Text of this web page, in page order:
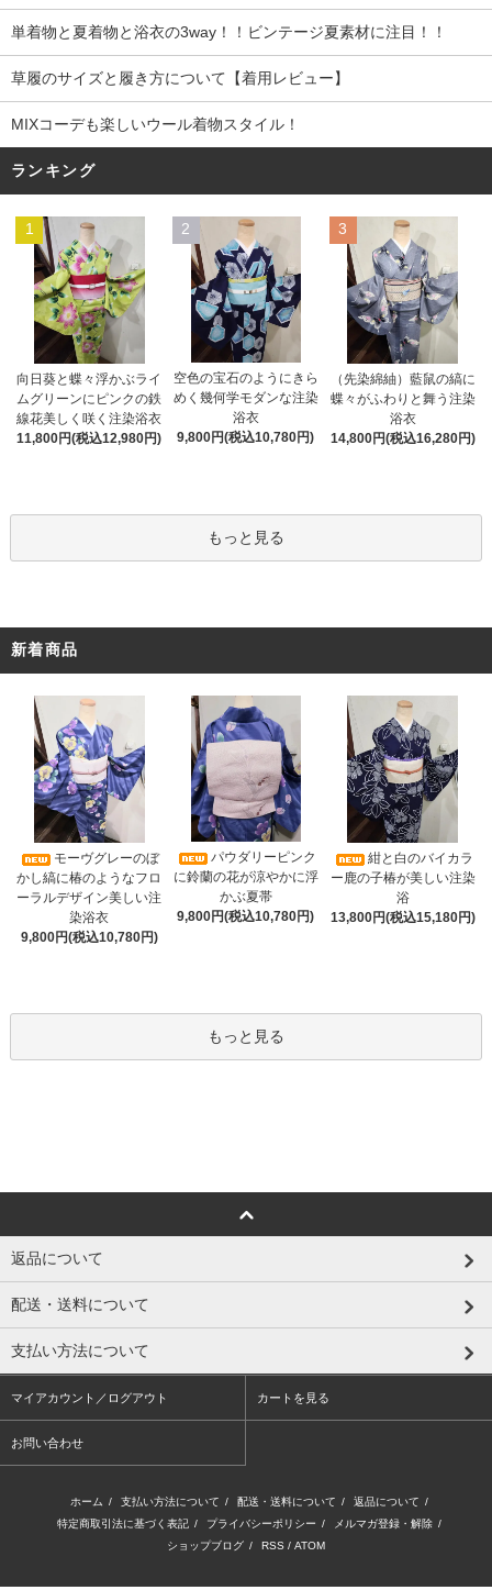
単着物と夏着物と浴衣の3way！！ビンテージ夏素材に注目！！
草履のサイズと履き方について【着用レビュー】
MIXコーデも楽しいウール着物スタイル！
ランキング
1
向日葵と蝶々浮かぶライ
ムグリーンにピンクの鉄
線花美しく咲く注染浴衣
11,800円(税込12,980円)
2
空色の宝石のようにきら
めく幾何学モダンな注染
浴衣
9,800円(税込10,780円)
3
（先染綿紬）藍鼠の縞に
蝶々がふわりと舞う注染
浴衣
14,800円(税込16,280円)
もっと見る
新着商品
モーヴグレーのぼ
かし縞に椿のようなフロ
ーラルデザイン美しい注
染浴衣
9,800円(税込10,780円)
パウダリーピンク
に鈴蘭の花が涼やかに浮
かぶ夏帯
9,800円(税込10,780円)
紺と白のバイカラ
ー鹿の子椿が美しい注染
浴
13,800円(税込15,180円)
もっと見る
返品について
配送・送料について
支払い方法について
マイアカウント／ログアウト カートを見る
お問い合わせ
ホーム / 支払い方法について / 配送・送料について / 返品について /
特定商取引法に基づく表記 / プライバシーポリシー / メルマガ登録・解除 /
ショップブログ / RSS / ATOM